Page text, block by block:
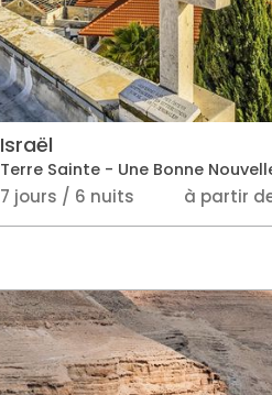
Israël
Terre Sainte - Une Bonne
7 jours / 6 nuits à partir